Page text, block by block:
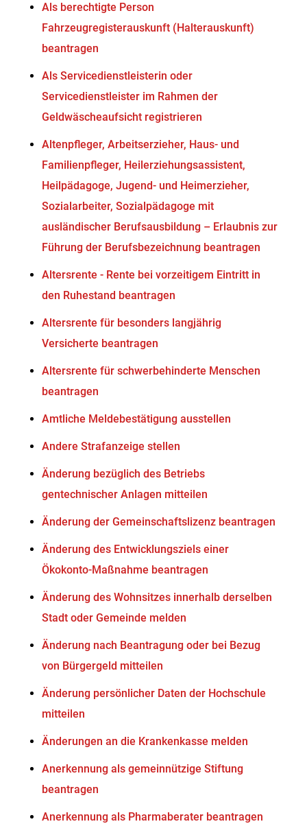
Als berechtigte Person
Fahrzeugregisterauskunft (Halterauskunft)
beantragen
Als Servicedienstleisterin oder
Servicedienstleister im Rahmen der
Geldwäscheaufsicht registrieren
Altenpfleger, Arbeitserzieher, Haus- und
Familienpfleger, Heilerziehungsassistent,
Heilpädagoge, Jugend- und Heimerzieher,
Sozialarbeiter, Sozialpädagoge mit
ausländischer Berufsausbildung – Erlaubnis zur
Führung der Berufsbezeichnung beantragen
Altersrente - Rente bei vorzeitigem Eintritt in
den Ruhestand beantragen
Altersrente für besonders langjährig
Versicherte beantragen
Altersrente für schwerbehinderte Menschen
beantragen
Amtliche Meldebestätigung ausstellen
Andere Strafanzeige stellen
Änderung bezüglich des Betriebs
gentechnischer Anlagen mitteilen
Änderung der Gemeinschaftslizenz beantragen
Änderung des Entwicklungsziels einer
Ökokonto-Maßnahme beantragen
Änderung des Wohnsitzes innerhalb derselben
Stadt oder Gemeinde melden
Änderung nach Beantragung oder bei Bezug
von Bürgergeld mitteilen
Änderung persönlicher Daten der Hochschule
mitteilen
Änderungen an die Krankenkasse melden
Anerkennung als gemeinnützige Stiftung
beantragen
Anerkennung als Pharmaberater beantragen